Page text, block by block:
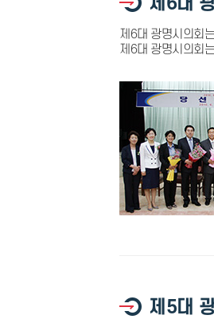
제6대 광명시의회
제6대 광명시의회
제5대